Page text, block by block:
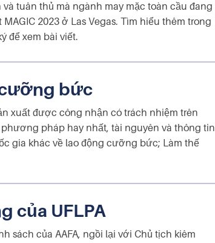
tuân thủ mà ngành may mặc toàn cầu đang
2023 ở Las Vegas. Tìm hiểu thêm trong
để xem bài viết.
cưỡng bức
xuất được công nhận có trách nhiệm trên
pháp hay nhất, tài nguyên và thông tin
gia khác về lao động cưỡng bức; Làm thế
của UFLPA
sách của AAFA, ngồi lại với Chủ tịch kiêm